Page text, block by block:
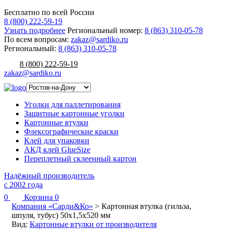
Бесплатно по всей России
8 (800) 222-59-19
Узнать подробнее Региональный номер: 8 (863) 310-05-78
По всем вопросам: zakaz@sardiko.ru
Региональный: 8 (863) 310-05-78
8 (800) 222-59-19
zakaz@sardiko.ru
Уголки для паллетирования
Защитные картонные уголки
Картонные втулки
Флексографические краски
Клей для упаковки
АКД клей GlueSize
Переплетный склеенный картон
Надёжный производитель
с 2002 года
0
Корзина 0
Компания «Сарди&Ко» > Картонная втулка (гильза,
шпуля, тубус) 50х1,5х520 мм
Вид: Картонные втулки от производителя